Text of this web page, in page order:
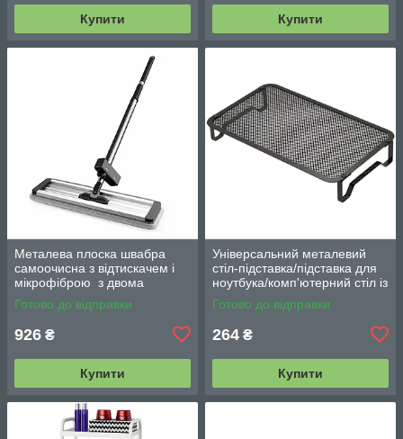
Купити Купити
Металева плоска швабра
самоочисна з відтискачем і
мікрофіброю з двома
змінними насадками M06
42см
Готово до відправки
926 ₴
Купити
Універсальний металевий
стіл-підставка/підставка для
ноутбука/комп'ютерний стіл із
вентиляцією
Готово до відправки
264 ₴
Купити